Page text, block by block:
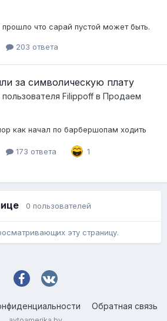
что сарай пустой может быть.
203 ответа
за символическую плату
Filippoff в Продаем
как начал по барбершопам ходить
173 ответа 1
0 пользователей
эту страницу.
Обратная связь